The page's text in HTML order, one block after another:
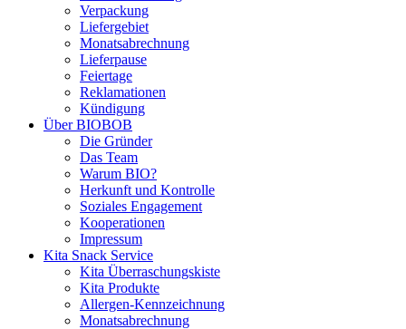
Verpackung
Liefergebiet
Monatsabrechnung
Lieferpause
Feiertage
Reklamationen
Kündigung
Über BIOBOB
Die Gründer
Das Team
Warum BIO?
Herkunft und Kontrolle
Soziales Engagement
Kooperationen
Impressum
Kita Snack Service
Kita Überraschungskiste
Kita Produkte
Allergen-Kennzeichnung
Monatsabrechnung